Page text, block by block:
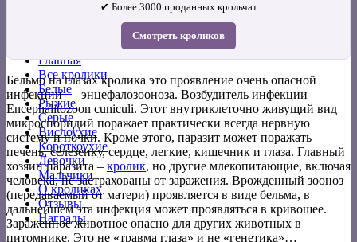
Главная
Все кролики
Белые
Рыжие
Серые
Вислоухие
Короткоухие
Девочки
Мальчики
О кроликах
Отзывы
Награды
✔ Более 3000 проданных крольчат
Смотреть кроликов
Бельмо на глазах кролика это проявление очень опасной
инфекции — энцефалозооноза. Возбудитель инфекции –
Encephalitozoon cuniculi. Этот внутриклеточно живущий вид
микроспоридий поражает практически всегда нервную
систему и почки. Кроме этого, паразит может поражать
печень, селезенку, сердце, легкие, кишечник и глаза. Главный
хозяин паразита – кролик, но другие млекопитающие, включая
человека, не застрахованы от заражения. Врожденный зооноз
(передаваемый от матери) проявляется в виде бельма, в
дальнейшем эта инфекция может проявляться в кривошее.
Зараженное животное опасно для других животных в
питомнике. Это не «травма глаза» и не «генетика»…